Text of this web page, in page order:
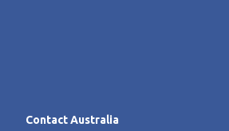
Contact Australia